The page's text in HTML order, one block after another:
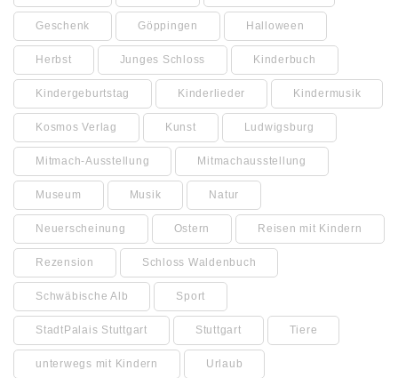
Geschenk Göppingen Halloween
Herbst Junges Schloss Kinderbuch
Kindergeburtstag Kinderlieder Kindermusik
Kosmos Verlag Kunst Ludwigsburg
Mitmach-Ausstellung Mitmachausstellung
Museum Musik Natur
Neuerscheinung Ostern Reisen mit Kindern
Rezension Schloss Waldenbuch
Schwäbische Alb Sport
StadtPalais Stuttgart Stuttgart Tiere
unterwegs mit Kindern Urlaub